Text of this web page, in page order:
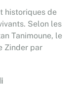
historiques de
Selon les
Tanimoune, le
Zinder par